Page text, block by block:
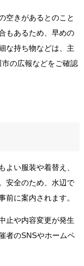
空きがあるとのこと
もあるため、早めの
な持ち物などは、主
の広報などをご確認
よい服装や着替え、
安全のため、水辺で
前に案内されます。
止や内容変更が発生
者のSNSやホームペ